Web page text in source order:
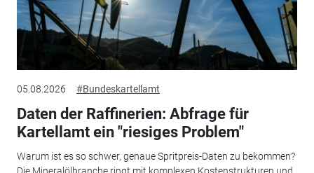
05.08.2026 #Bundeskartellamt
Daten der Raffinerien: Abfrage für
Kartellamt ein "riesiges Problem"
Warum ist es so schwer, genaue Spritpreis-Daten zu bekommen?